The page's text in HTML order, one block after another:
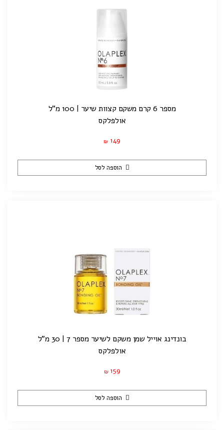
מספר 6 קרם משקם קצוות שיער | 100 מ"ל
אולפלקס
₪ 149
הוספה לסל
בונדינג אוייל שמן משקם לשיער מספר 7 | 30 מ"ל
אולפלקס
₪ 159
הוספה לסל